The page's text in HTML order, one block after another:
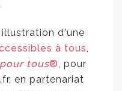
d'une
à tous,
tous®, pour
en partenariat